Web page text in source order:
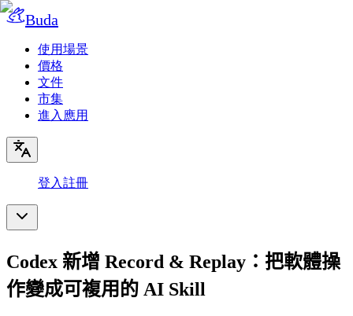
Buda
使用場景
價格
文件
市集
進入應用
登入註冊
Codex 新增 Record & Replay：把軟體操
作變成可複用的 AI Skill